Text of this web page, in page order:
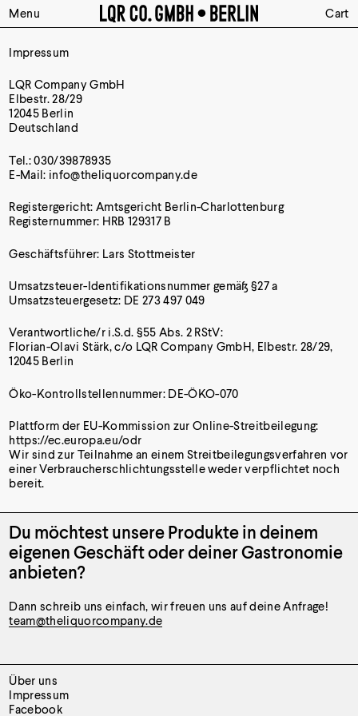
Menu Cart
Impressum
LQR Company GmbH
Elbestr. 28/29
12045 Berlin
Deutschland
Tel.: 030/39878935
E-Mail: info@theliquorcompany.de
Registergericht: Amtsgericht Berlin-Charlottenburg
Registernummer: HRB 129317 B
Geschäftsführer: Lars Stottmeister
Umsatzsteuer-Identifikationsnummer gemäß §27 a
Umsatzsteuergesetz: DE 273 497 049
Verantwortliche/r i.S.d. §55 Abs. 2 RStV:
Florian-Olavi Stärk, c/o LQR Company GmbH, Elbestr. 28/29,
12045 Berlin
Öko-Kontrollstellennummer: DE-ÖKO-070
Plattform der EU-Kommission zur Online-Streitbeilegung:
https://ec.europa.eu/odr
Wir sind zur Teilnahme an einem Streitbeilegungsverfahren vor
einer Verbraucherschlichtungsstelle weder verpflichtet noch
bereit.
Du möchtest unsere Produktein deinem
eigenen Geschäft oderdeiner Gastronomie
anbieten?
Dann schreib uns einfach, wir freuen uns auf deine Anfrage!
team@theliquorcompany.de
Über uns
Impressum
Facebook